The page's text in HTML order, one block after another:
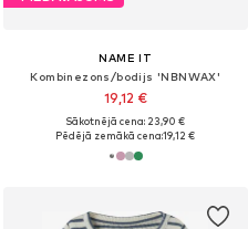
NAME IT
Kombinezons/bodijs 'NBNWAX'
19,12 €
Sākotnējā cena: 23,90 €
Pēdējā zemākā cena:19,12 €